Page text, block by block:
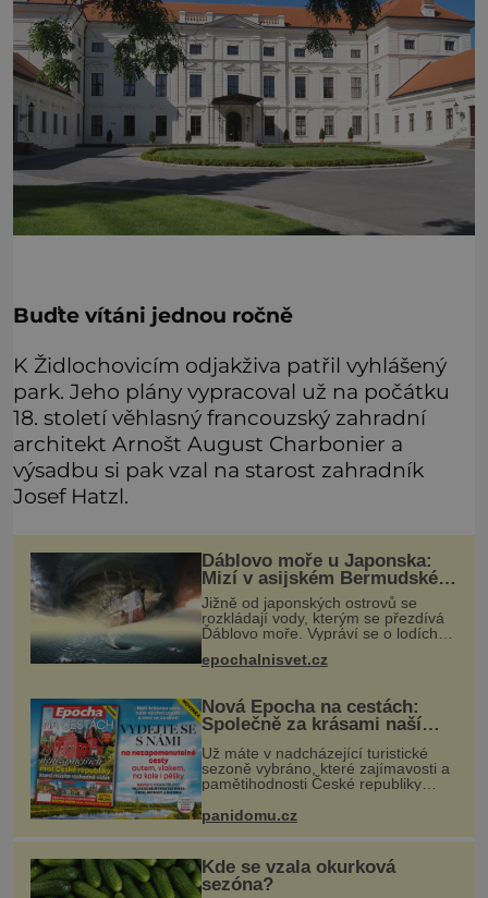
Buďte vítáni jednou ročně
K Židlochovicím odjakživa patřil vyhlášený
park. Jeho plány vypracoval už na počátku
18. století věhlasný francouzský zahradní
architekt Arnošt August Charbonier a
výsadbu si pak vzal na starost zahradník
Josef Hatzl.
Ďáblovo moře u Japonska:
Mizí v asijském Bermudském
trojúhelníku lodě ve spárech
neznámé síly?
Jižně od japonských ostrovů se
rozkládají vody, kterým se přezdívá
Ďáblovo moře. Vypráví se o lodích
mizejících beze stopy, podivných
světlech, zrádných proudech i
epochalnisvet.cz
Nová Epocha na cestách:
Společně za krásami naší
vlasti
Už máte v nadcházející turistické
sezoně vybráno, které zajímavosti a
pamětihodnosti České republiky
navštívíte? V prodeji je právě nové
číslo Epochy na cestách, které vám
při rozhodování určitě pomůž
panidomu.cz
Kde se vzala okurková
sezóna?